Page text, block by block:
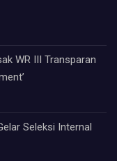
WR III Transparan
Seleksi Internal